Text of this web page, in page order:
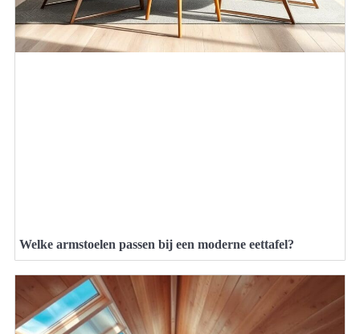
Welke armstoelen passen bij een moderne eettafel?